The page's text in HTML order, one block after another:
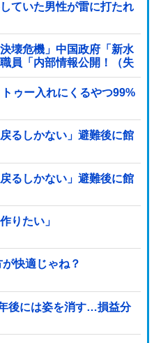
ていた男性が雷に打たれ
壊危機」中国政府「新水
員「内部情報公開！（失
像」台風13号「...
ゥー入れにくるやつ99%
るしかない」避難後に館
るしかない」避難後に館
りたい」
快適じゃね？
後には姿を消す…損益分